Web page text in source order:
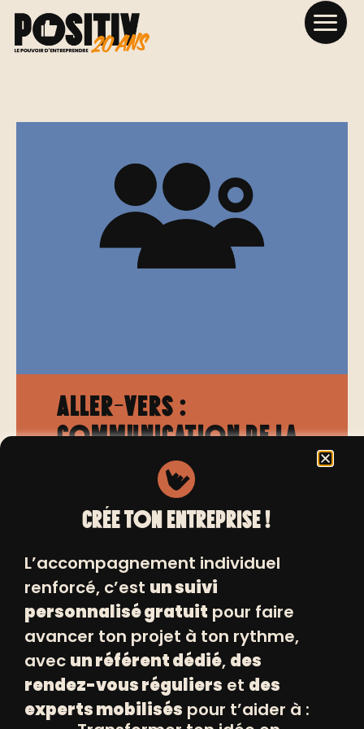
Aller-vers :
communication de la
bulle d’expert
07/10/2025 de 09h00 à 12h00
INSCRIVEZ VOUS
+
CRÉE TON ENTREPRISE !
L’accompagnement individuel
renforcé, c’est un suivi
personnalisé gratuit pour faire
avancer ton projet à ton rythme,
avec un référent dédié, des
rendez-vous réguliers et des
experts mobilisés pour t’aider à :